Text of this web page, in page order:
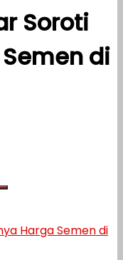
Soroti
di